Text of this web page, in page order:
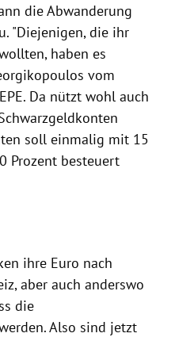
die Abwanderung
"Diejenigen, die ihr
haben es
vom
Da nützt wohl auch
soll einmalig mit 15
Prozent besteuert
ihre Euro nach
, aber auch anderswo
die
Also sind jetzt